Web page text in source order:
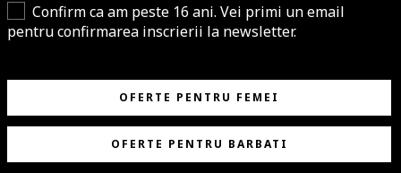
Confirm ca am peste 16 ani. Vei primi un email
pentru confirmarea inscrierii la newsletter.
OFERTE PENTRU FEMEI
OFERTE PENTRU BARBATI